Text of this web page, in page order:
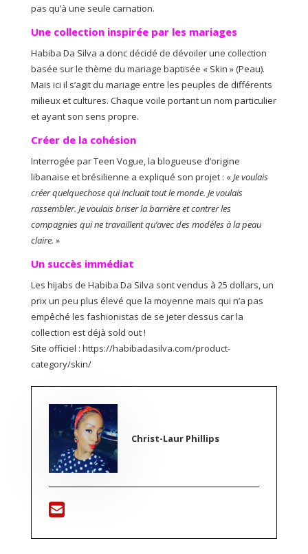
pas qu’à une seule carnation.
Une collection inspirée par les mariages
Habiba Da Silva a donc décidé de dévoiler une collection
basée sur le thème du mariage baptisée « Skin » (Peau).
Mais ici il s’agit du mariage entre les peuples de différents
milieux et cultures. Chaque voile portant un nom particulier
et ayant son sens propre.
Créer de la cohésion
Interrogée par Teen Vogue, la blogueuse d’origine
libanaise et brésilienne a expliqué son projet : «Je voulais
créer quelquechose qui incluait tout le monde. Je voulais
rassembler. Je voulais briser la barrière et contrer les
compagnies qui ne travaillent qu’avec des modèles à la peau
claire. »
Un succès immédiat
Les hijabs de Habiba Da Silva sont vendus à 25 dollars, un
prix un peu plus élevé que la moyenne mais qui n’a pas
empêché les fashionistas de se jeter dessus car la
collection est déjà sold out !
Site officiel : https://habibadasilva.com/product-
category/skin/
Christ-Laur Phillips